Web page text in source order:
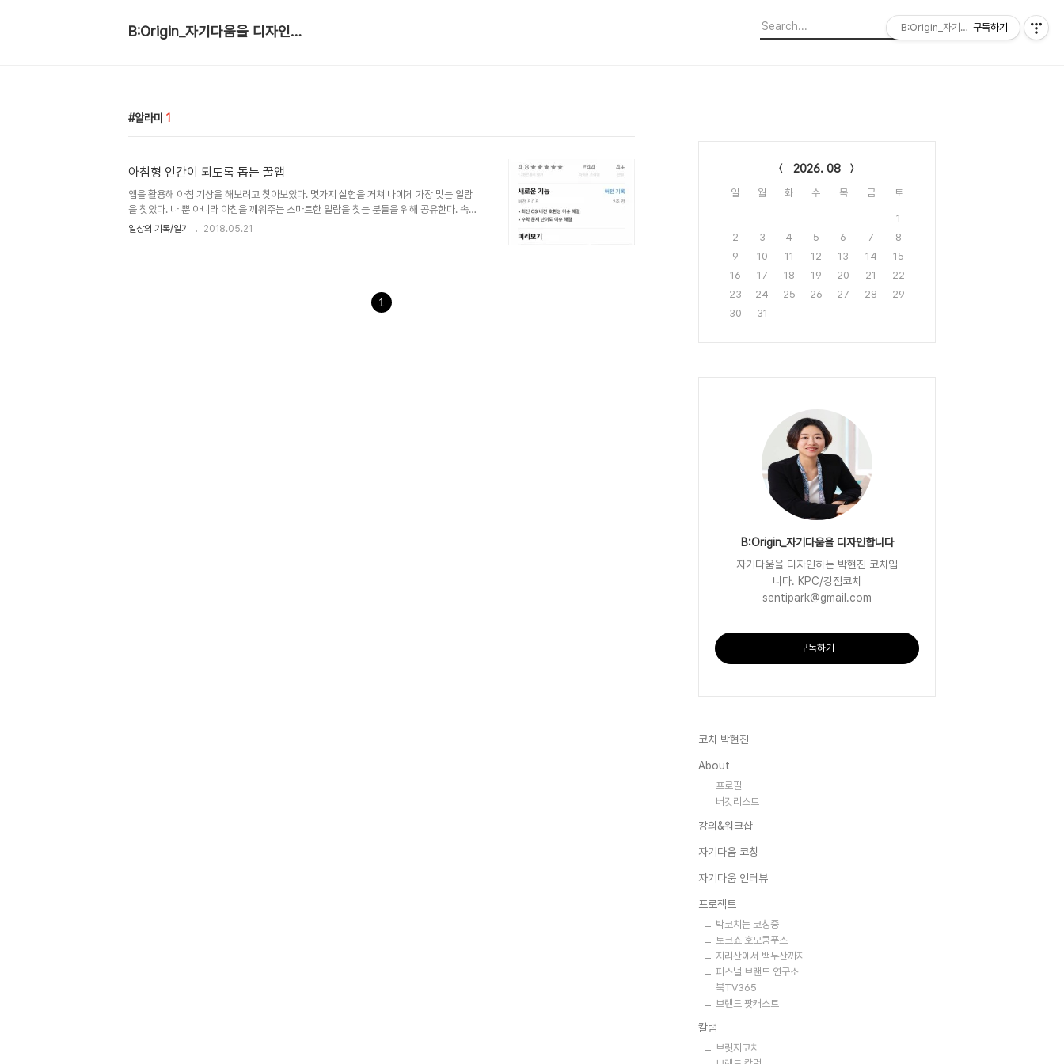
B:Origin_자기다움을 디자인합니다
알라미 1
아침형 인간이 되도록 돕는 꿀앱
앱을 활용해 아침 기상을 해보려고 찾아보았다. 몇가지 실험을 거쳐 나에게 가장 맞는 알람
을 찾았다. 나 뿐 아니라 아침을 깨워주는 스마트한 알람을 찾는 분들을 위해 공유한다. 속
칭 악마의 앱이라 불리우는 (다운받기) 이 앱을 개발한 알람이 울리면 자기 전에 내가 세팅
할까. 무척이나 공포스러운 앱이다. 한번은 오기가 생겨서 어플을 지운 적도 있다. 안드로
일상의 기록/일기 2018.05.21
1
2026. 08
일 월 화 수 목 금 토
1
2
3 4 5 6 7
8
9
10 11 12 13 14
15
16
17 18 19 20 21
22
23
24 25 26 27 28
29
30
31
B:Origin_자기다움을 디자인합니다
자기다움을 디자인하는 박현진 코치입
니다. KPC/강점코치
sentipark@gmail.com
구독하기
코치 박현진
About
프로필
버킷리스트
강의&워크샵
자기다움 코칭
자기다움 인터뷰
프로젝트
박코치는 코칭중
토크쇼 호모쿵푸스
지리산에서 백두산까지
퍼스널 브랜드 연구소
북TV365
브랜드 팟캐스트
칼럼
브릿지코치
B:Origin_자기다움을 디자인합니다
구독하기